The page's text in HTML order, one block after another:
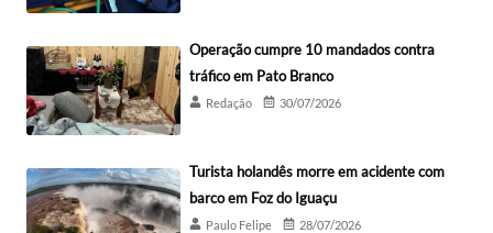
Operação cumpre 10 mandados contra
tráfico em Pato Branco
Redação 30/07/2026
Turista holandês morre em acidente com
barco em Foz do Iguaçu
Paulo Felipe 28/07/2026